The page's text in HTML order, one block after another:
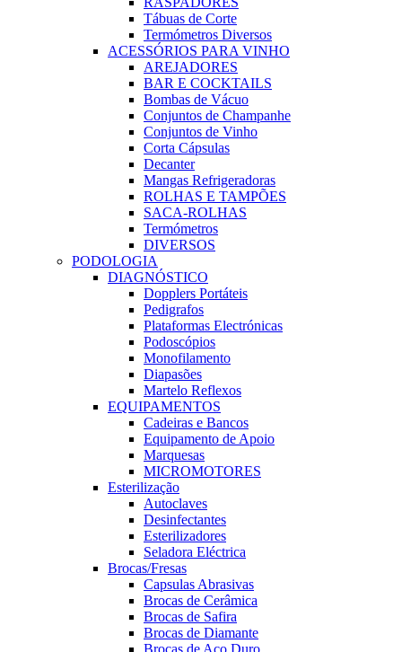
Tábuas de Corte
Termómetros Diversos
ACESSÓRIOS PARA VINHO
AREJADORES
BAR E COCKTAILS
Bombas de Vácuo
Conjuntos de Champanhe
Conjuntos de Vinho
Corta Cápsulas
Decanter
Mangas Refrigeradoras
ROLHAS E TAMPÕES
SACA-ROLHAS
Termómetros
DIVERSOS
PODOLOGIA
DIAGNÓSTICO
Dopplers Portáteis
Pedigrafos
Plataformas Electrónicas
Podoscópios
Monofilamento
Diapasões
Martelo Reflexos
EQUIPAMENTOS
Cadeiras e Bancos
Equipamento de Apoio
Marquesas
MICROMOTORES
Esterilização
Autoclaves
Desinfectantes
Esterilizadores
Seladora Eléctrica
Brocas/Fresas
Capsulas Abrasivas
Brocas de Cerâmica
Brocas de Safira
Brocas de Diamante
Brocas de Aço Duro